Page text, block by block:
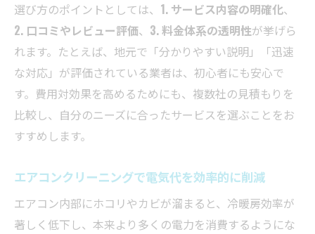
選び方のポイントとしては、 1. サービス内容の明確化、
2. 口コミやレビュー評価、 3. 料金体系の透明性が挙げら
れます。たとえば、地元で「分かりやすい説明」「迅速
な対応」が評価されている業者は、初心者にも安心で
す。費用対効果を高めるためにも、複数社の見積もりを
比較し、自分のニーズに合ったサービスを選ぶことをお
すすめします。
エアコンクリーニングで電気代を効率的に削減
エアコン内部にホコリやカビが溜まると、冷暖房効率が
著しく低下し、本来より多くの電力を消費するようにな